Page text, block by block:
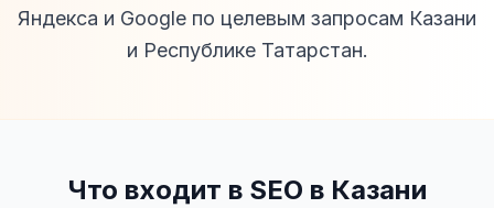
Яндекса и Google по целевым запросам Казани
и Республике Татарстан.
Что входит в SEO в Казани